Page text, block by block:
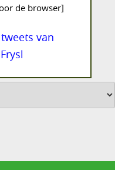
de browser]
van